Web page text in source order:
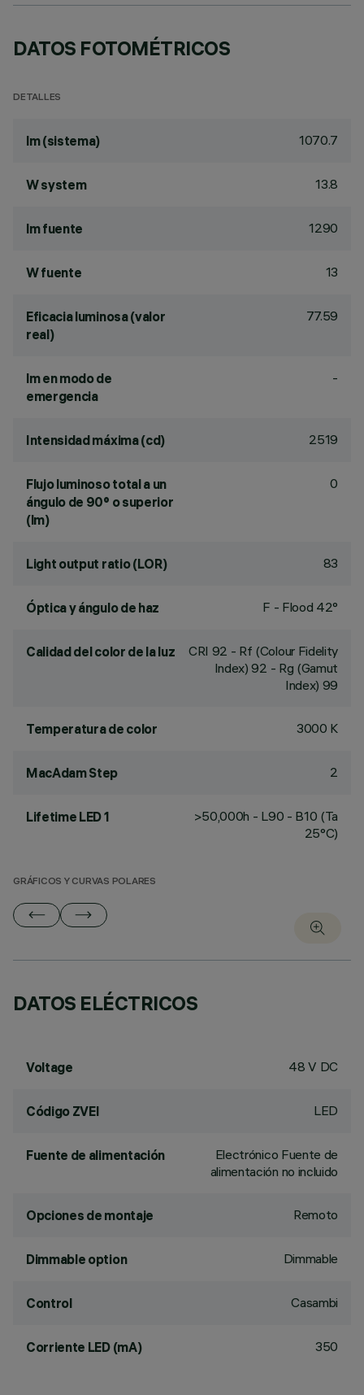
DATOS FOTOMÉTRICOS
DETALLES
lm (sistema) 1070.7
W system 13.8
lm fuente 1290
W fuente 13
Eficacia luminosa (valor
real)
77.59
lm en modo de
emergencia
-
Intensidad máxima (cd) 2519
Flujo luminoso total a un
ángulo de 90° o superior
(lm)
0
Light output ratio (LOR) 83
Óptica y ángulo de haz F - Flood 42°
Calidad del color de la luz CRI 92 - Rf (Colour Fidelity
Index) 92 - Rg (Gamut
Index) 99
Temperatura de color 3000 K
MacAdam Step 2
Lifetime LED 1
>50,000h - L90 - B10 (Ta
25°C)
GRÁFICOS Y CURVAS POLARES
DATOS ELÉCTRICOS
Voltage 48 V DC
Código ZVEI LED
Fuente de alimentación
Electrónico Fuente de
alimentación no incluido
Opciones de montaje Remoto
Dimmable option Dimmable
Control Casambi
Corriente LED (mA) 350